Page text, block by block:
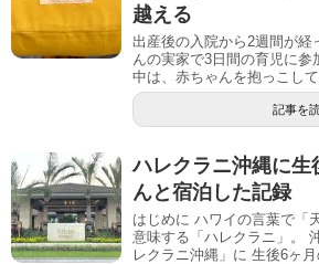
越える
出産後の入院から2週間が経
んの実家で3日間の育児に参
中は、赤ちゃんを抱っこし
記事を
ハレクラニ沖縄に生
んと宿泊した記録
はじめに ハワイの言葉で「
意味する「ハレクラニ」。
レクラニ沖縄」に 生後6ヶ月